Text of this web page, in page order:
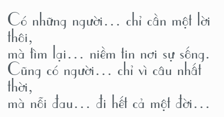
Có những người… chỉ cần một lời
thôi,
mà tìm lại… niềm tin nơi sự sống.
Cũng có người… chỉ vì câu nhất
thời,
mà nỗi đau… đi hết cả một đời…